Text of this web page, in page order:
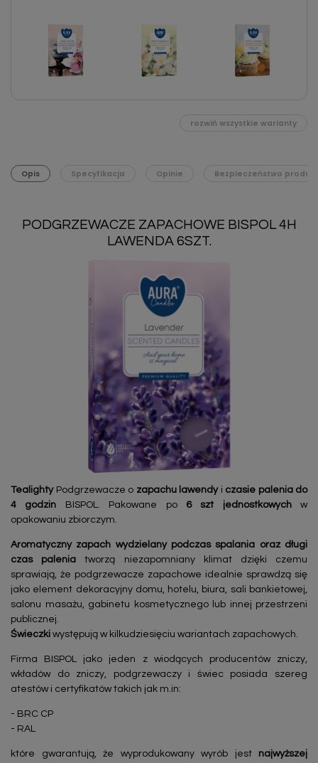
rozwiń wszystkie warianty
Opis Specyfikacja Opinie Bezpieczeństwo
PODGRZEWACZE ZAPACHOWE BISPOL 4H
LAWENDA 6SZT.
TealightyPodgrzewacze o zapachu lawendyi czasie palenia do
4 godzin BISPOL. Pakowane po 6 szt jednostkowychw
opakowaniu zbiorczym.
Aromatyczny zapach wydzielany podczas spalania oraz długi
czas palenia tworzą niezapomniany klimat dzięki czemu
sprawiają, że podgrzewacze zapachowe idealnie sprawdzą się
jako element dekoracyjny domu, hotelu, biura, sali bankietowej,
salonu masażu, gabinetu kosmetycznego lub innej przestrzeni
publicznej.
Świeczki występują w kilkudziesięciu wariantach zapachowych.
Firma BISPOL jako jeden z wiodących producentów zniczy,
wkładów do zniczy, podgrzewaczy i świec posiada szereg
atestów i certyfikatów takich jak m.in:
- BRC CP
- RAL
które gwarantują, że wyprodukowany wyrób jest najwyższej